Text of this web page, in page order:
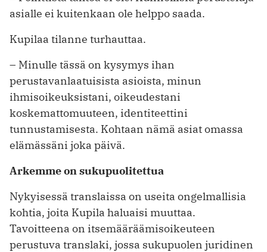
asialle ei kuitenkaan ole helppo saada.
Kupilaa tilanne turhauttaa.
– Minulle tässä on kysymys ihan
perustavanlaatuisista asioista, minun
ihmisoikeuksistani, oikeudestani
koskemattomuuteen, identiteettini
tunnustamisesta. Kohtaan nämä asiat omassa
elämässäni joka päivä.
Arkemme on sukupuolitettua
Nykyisessä translaissa on useita ongelmallisia
kohtia, joita Kupila haluaisi muuttaa.
Tavoitteena on itsemääräämisoikeuteen
perustuva translaki, jossa sukupuolen juridinen